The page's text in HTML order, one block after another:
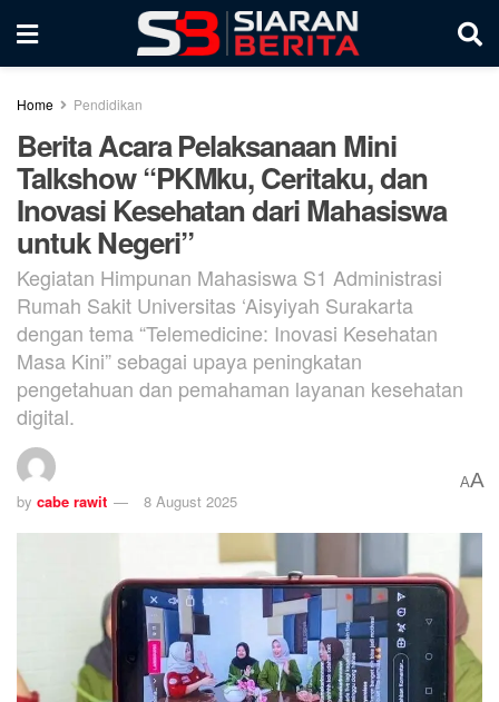
Home Pendidikan
Berita Acara Pelaksanaan Mini
Talkshow “PKMku, Ceritaku, dan
Inovasi Kesehatan dari Mahasiswa
untuk Negeri”
Kegiatan Himpunan Mahasiswa S1 Administrasi
Rumah Sakit Universitas ‘Aisyiyah Surakarta
dengan tema “Telemedicine: Inovasi Kesehatan
Masa Kini” sebagai upaya peningkatan
pengetahuan dan pemahaman layanan kesehatan
digital.
by cabe rawit 8 August 2025
AA